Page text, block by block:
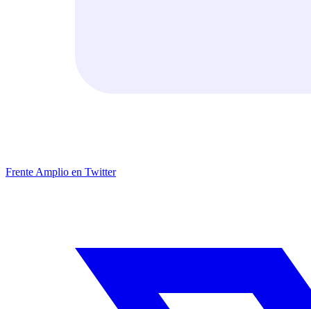
Frente Amplio en Twitter